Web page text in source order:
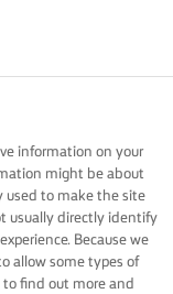
information on your
might be about
used to make the site
usually directly identify
Because we
allow some types of
find out more and